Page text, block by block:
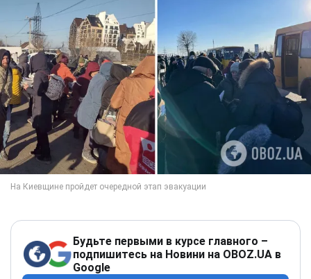
Будьте первыми в курсе главного –
подпишитесь на Новини на OBOZ.UA в
Google